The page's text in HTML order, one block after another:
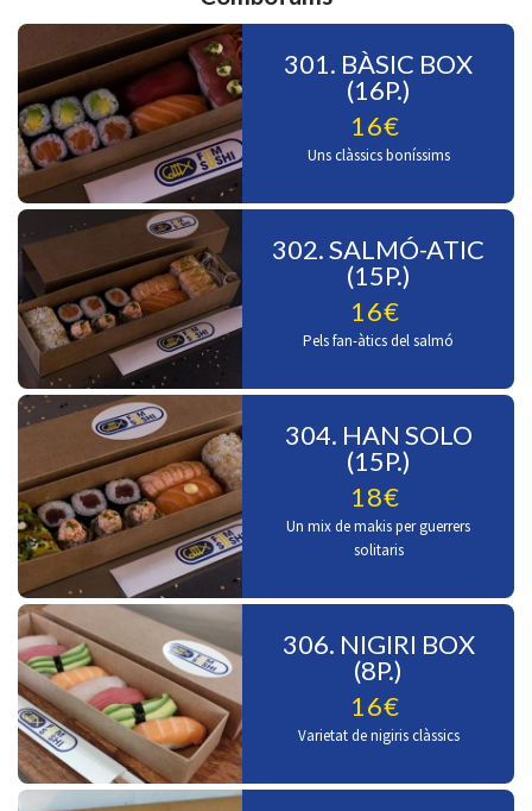
301. BÀSIC BOX
(16P.)
16€
Uns clàssics boníssims
302. SALMÓ-ATIC
(15P.)
16€
Pels fan-àtics del salmó
304. HAN SOLO
(15P.)
18€
Un mix de makis per guerrers
solitaris
306. NIGIRI BOX
(8P.)
16€
Varietat de nigiris clàssics